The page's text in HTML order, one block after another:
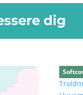
dig